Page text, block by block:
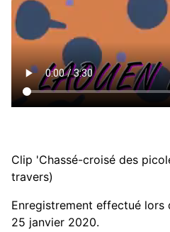
Clip 'Chassé-croisé des
travers)
Enregistrement effectué
25 janvier 2020.